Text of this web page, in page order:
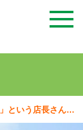
「驚きのうどん屋！ 早さと安さとうまさが魅力」という店長さんの言葉通り、大人気の詫間のセルフ店。山盛…